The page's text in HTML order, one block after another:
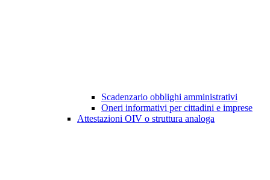
Scadenzario obblighi amministrativi
Oneri informativi per cittadini e imprese
Attestazioni OIV o struttura analoga